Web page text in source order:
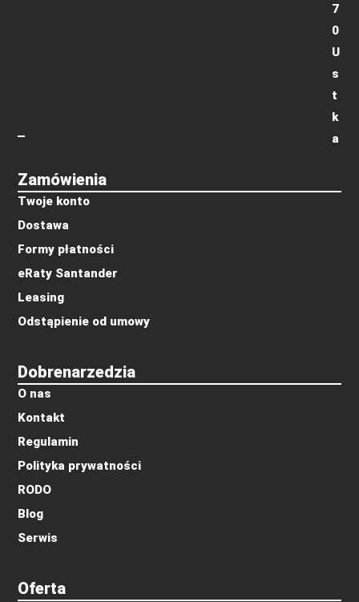
Oferta
Dobrenarzedzia
O nas
Kontakt
Regulamin
Polityka prywatności
RODO
Blog
Serwis
Zamówienia
Twoje konto
Dostawa
Formy płatności
eRaty Santander
Leasing
Odstąpienie od umowy
7
0
U
s
t
k
a